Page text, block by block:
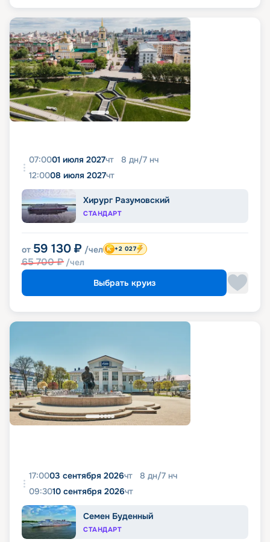
07:0001 июля 2027чт 8 дн/7 нч
12:0008 июля 2027чт
Хирург Разумовский
СТАНДАРТ
от 59 130 ₽ /чел
65 700₽ /чел
+2 027
Выбрать круиз
17:0003 сентября 2026чт 8 дн/7 нч
09:3010 сентября 2026чт
Семен Буденный
СТАНДАРТ